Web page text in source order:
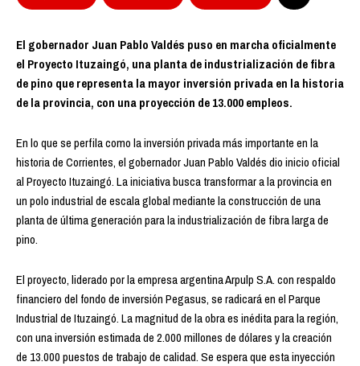
El gobernador Juan Pablo Valdés puso en marcha oficialmente
el Proyecto Ituzaingó, una planta de industrialización de fibra
de pino que representa la mayor inversión privada en la historia
de la provincia, con una proyección de 13.000 empleos.
En lo que se perfila como la inversión privada más importante en la
historia de Corrientes, el gobernador Juan Pablo Valdés dio inicio oficial
al Proyecto Ituzaingó. La iniciativa busca transformar a la provincia en
un polo industrial de escala global mediante la construcción de una
planta de última generación para la industrialización de fibra larga de
pino.
El proyecto, liderado por la empresa argentina Arpulp S.A. con respaldo
financiero del fondo de inversión Pegasus, se radicará en el Parque
Industrial de Ituzaingó. La magnitud de la obra es inédita para la región,
con una inversión estimada de 2.000 millones de dólares y la creación
de 13.000 puestos de trabajo de calidad. Se espera que esta inyección